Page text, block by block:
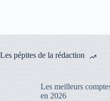
Les pépites de la rédaction
Les meilleurs
en 2026